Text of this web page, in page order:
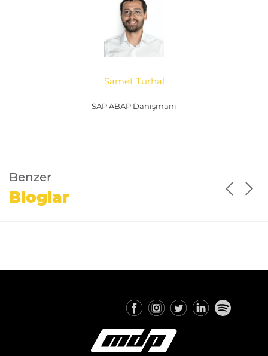
Samet Turhal
SAP ABAP Danışmanı
Benzer
Bloglar